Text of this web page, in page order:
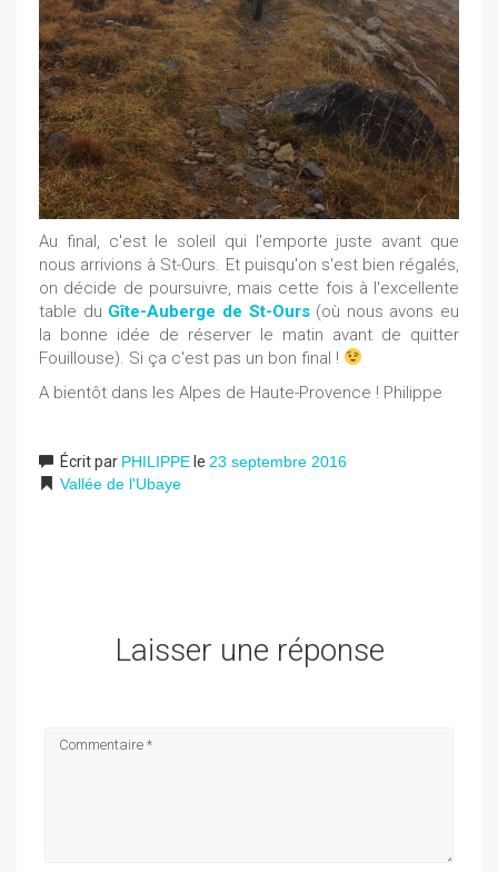
Au final, c'est le soleil qui l'emporte juste avant que
nous arrivions à St-Ours. Et puisqu'on s'est bien régalés,
on décide de poursuivre, mais cette fois à l'excellente
table du Gîte-Auberge de St-Ours(où nous avons eu
la bonne idée de réserver le matin avant de quitter
Fouillouse). Si ça c'est pas un bon final !
A bientôt dans les Alpes de Haute-Provence ! Philippe
Écrit par PHILIPPE le 23 septembre 2016
Vallée de l'Ubaye
Laisser une réponse